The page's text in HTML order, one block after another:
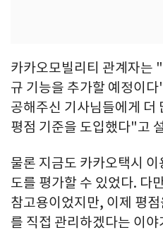
카카오모빌리티 관계자는
규 기능을 추가할 예정이
공해주신 기사님들에게 더
평점 기준을 도입했다"고
물론 지금도 카카오택시
도를 평가할 수 있었다. 다
참고용이었지만, 이제 평
를 직접 관리하겠다는 이야